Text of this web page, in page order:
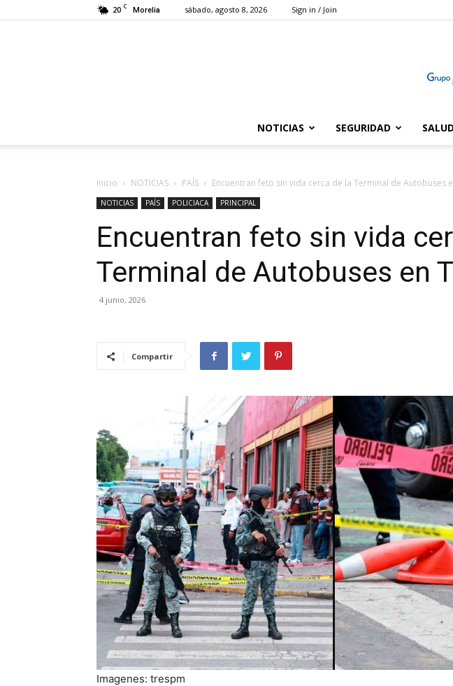
20 C Morelia sábado, agosto 8, 2026 Sign in / Join
NOTICIAS SEGURIDAD SALUD
Inicio NOTICIAS PAÍS Encuentran feto sin vida cerca de la Terminal de Autobuses
NOTICIAS PAÍS POLICIACA PRINCIPAL
Encuentran feto sin vida
Terminal de Autobuses en
4 junio, 2026
Compartir
Imagenes: trespm